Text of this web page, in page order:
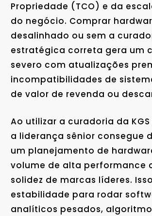
Propriedade (TCO) e da
do negócio. Comprar
desalinhado ou sem a
estratégica correta gera um
severo com atualizações
incompatibilidades de
de valor de revenda ou
Ao utilizar a curadoria da KGS
a liderança sênior consegue
um planejamento de
volume de alta performance
solidez de marcas líderes.
estabilidade para rodar
analíticos pesados,